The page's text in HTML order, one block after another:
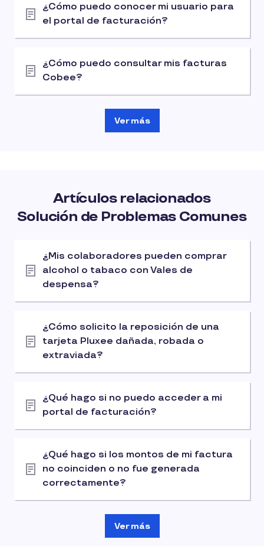
¿Cómo puedo conocer mi usuario para
el portal de facturación?
¿Cómo puedo consultar mis facturas
Cobee?
Ver más
Artículos relacionados
Solución de Problemas Comunes
¿Mis colaboradores pueden comprar
alcohol o tabaco con Vales de
despensa?
¿Cómo solicito la reposición de una
tarjeta Pluxee dañada, robada o
extraviada?
¿Qué hago si no puedo acceder a mi
portal de facturación?
¿Qué hago si los montos de mi factura
no coinciden o no fue generada
correctamente?
Ver más